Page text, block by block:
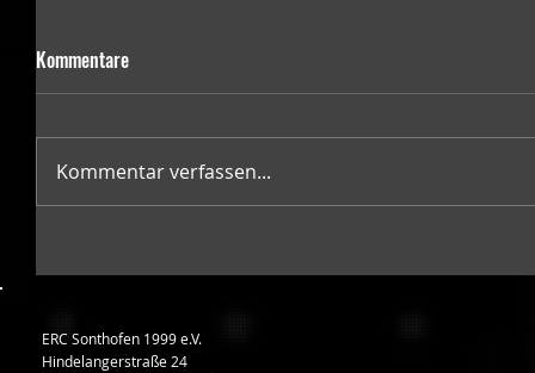
Kommentare
Kommentar verfassen...
ERC Sonthofen 1999 e.V.
Hindelangerstraße 24